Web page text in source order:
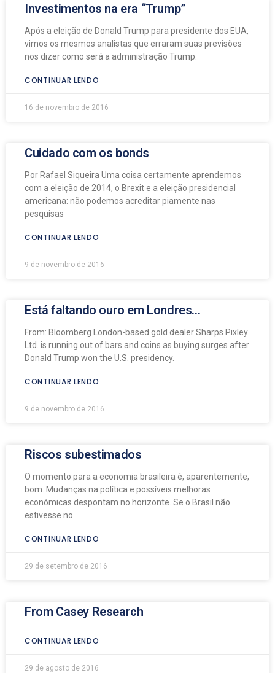
Investimentos na era “Trump”
Após a eleição de Donald Trump para presidente dos EUA,
vimos os mesmos analistas que erraram suas previsões
nos dizer como será a administração Trump.
CONTINUAR LENDO
16 de novembro de 2016
Cuidado com os bonds
Por Rafael Siqueira Uma coisa certamente aprendemos
com a eleição de 2014, o Brexit e a eleição presidencial
americana: não podemos acreditar piamente nas
pesquisas
CONTINUAR LENDO
9 de novembro de 2016
Está faltando ouro em Londres…
From: Bloomberg London-based gold dealer Sharps Pixley
Ltd. is running out of bars and coins as buying surges after
Donald Trump won the U.S. presidency.
CONTINUAR LENDO
9 de novembro de 2016
Riscos subestimados
O momento para a economia brasileira é, aparentemente,
bom. Mudanças na política e possíveis melhoras
econômicas despontam no horizonte. Se o Brasil não
estivesse no
CONTINUAR LENDO
29 de setembro de 2016
From Casey Research
CONTINUAR LENDO
29 de agosto de 2016